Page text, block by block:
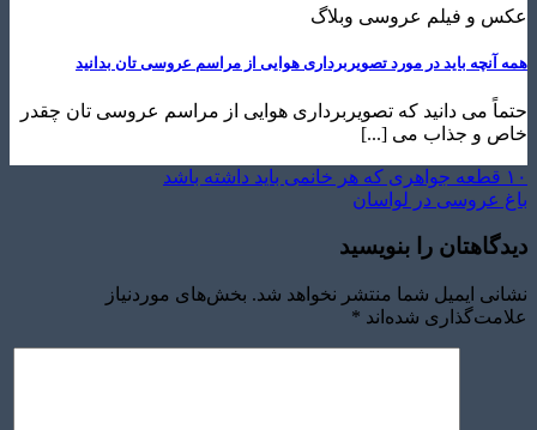
فیلم عروسی وبلاگ
باید در مورد تصویربرداری هوایی از مراسم عروسی تان بدانید
می دانید که تصویربرداری هوایی از مراسم عروسی تان چقدر
جذاب می [...]
در لواسان
را بنویسید
ایمیل شما منتشر نخواهد شد. بخش‌های موردنیاز
شده‌اند*